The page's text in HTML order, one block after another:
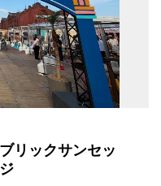
リックサンセッ
ジ